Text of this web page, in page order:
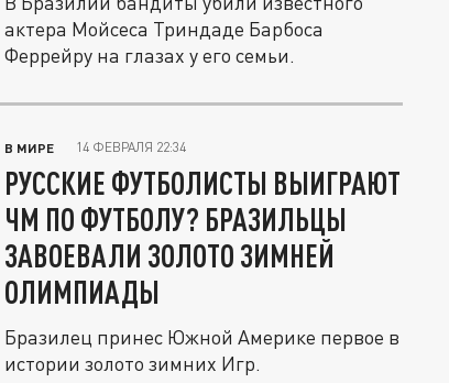
актера Мойсеса Триндаде Барбоса
Феррейру на глазах у его семьи.
В МИРЕ 14 ФЕВРАЛЯ 22:34
РУССКИЕ ФУТБОЛИСТЫ ВЫИГРАЮТ
ЧМ ПО ФУТБОЛУ? БРАЗИЛЬЦЫ
ЗАВОЕВАЛИ ЗОЛОТО ЗИМНЕЙ
ОЛИМПИАДЫ
Бразилец принес Южной Америке первое в
истории золото зимних Игр.